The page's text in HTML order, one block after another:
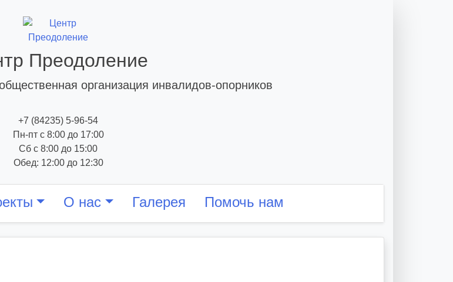
Преодоление
организация инвалидов-опорников
+7 (84235) 5-96-54
Пн-пт с 8:00 до 17:00
Сб с 8:00 до 15:00
Обед: 12:00 до 12:30
О нас Галерея Помочь нам